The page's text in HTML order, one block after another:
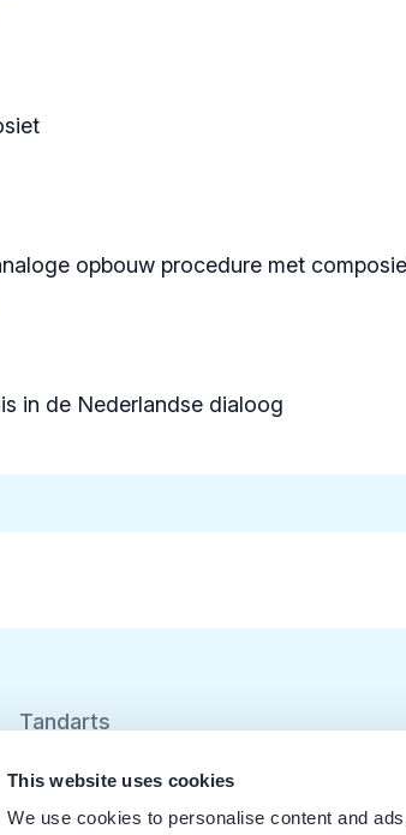
This website uses cookies
We use cookies to personalise content and
opbouw procedure met
in de Nederlandse dialoog
Tandarts
Student
Opleider